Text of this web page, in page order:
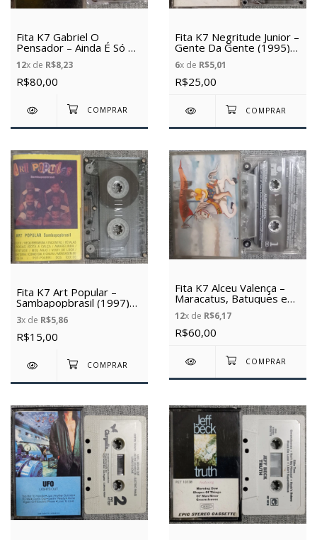
Fita K7 Gabriel O
Pensador – Ainda É Só O
Começo (1995) (Usada)
12x de R$8,23
R$80,00
Fita K7 Negritude Junior –
Gente Da Gente (1995)
(Usada)
6x de R$5,01
R$25,00
Fita K7 Art Popular –
Sambapopbrasil (1997)
(Usada)
3x de R$5,86
R$15,00
Fita K7 Alceu Valença –
Maracatus, Batuques e
Ladeiras (1994) (Usada)
12x de R$6,17
R$60,00